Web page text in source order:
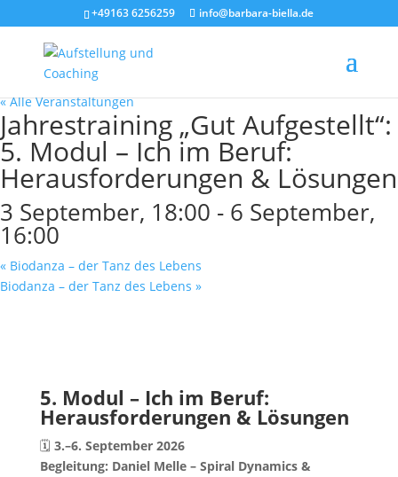
+49163 6256259 info@barbara-biella.de
« Alle Veranstaltungen
Jahrestraining „Gut Aufgestellt“:
5. Modul – Ich im Beruf:
Herausforderungen & Lösungen
3 September, 18:00 - 6 September,
16:00
« Biodanza – der Tanz des Lebens
Biodanza – der Tanz des Lebens »
5. Modul – Ich im Beruf:
Herausforderungen & Lösungen
🗓 3.–6. September 2026
Begleitung: Daniel Melle – Spiral Dynamics &